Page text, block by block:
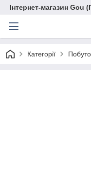
Інтернет-магазин Gou
Категорії